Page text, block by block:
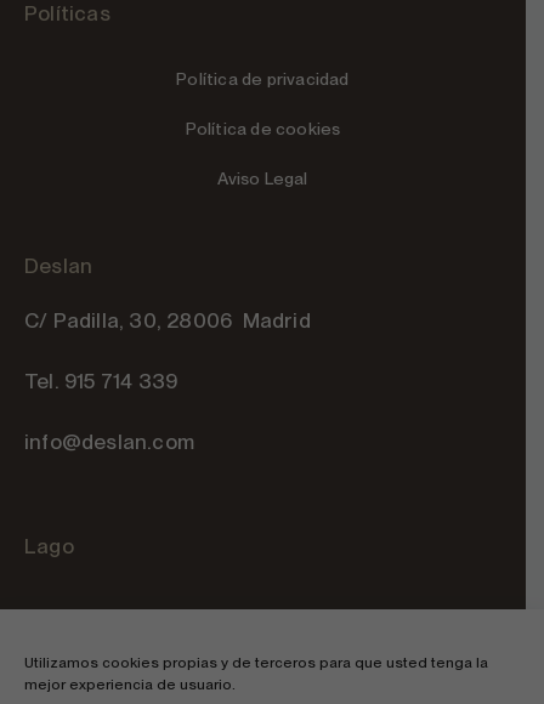
Utilizamos cookies propias y de terceros para que usted tenga la
mejor experiencia de usuario.
Políticas
Política de privacidad
Política de cookies
Aviso Legal
Deslan
C/ Padilla, 30, 28006 Madrid
Tel. 915 714 339
info@deslan.com
Lago
Tel. 915 762 077